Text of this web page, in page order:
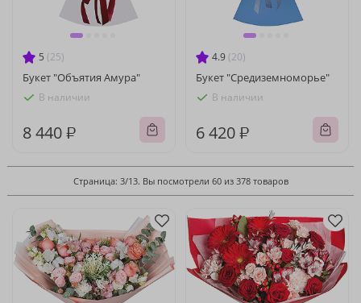
5 (25)
Букет "Объятия Амура"
В наличии
8 440 ₽
4.9 (20)
Букет "Средиземноморье"
В наличии
6 420 ₽
Страница: 3/13. Вы посмотрели 60 из 378 товаров